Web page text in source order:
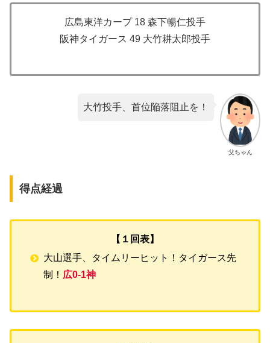
広島東洋カープ 18 森下暢仁投手
阪神タイガース 49 大竹耕太郎投手
父ちゃん
大竹投手、首位陥落阻止を！
得点経過
【１回表】
大山選手、タイムリーヒット！タイガース先
制！ 広0-1神